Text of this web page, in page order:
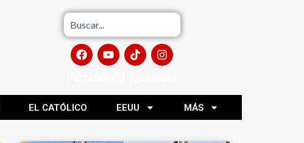
EL CATÓLICO EEUU MÁS